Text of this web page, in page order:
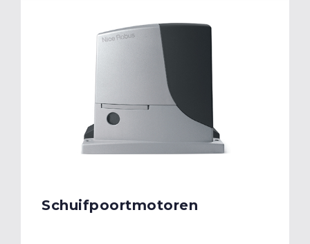
Schuifpoortmotoren